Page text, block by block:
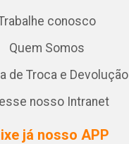
conosco
Quem Somos
de Troca e Devolução
nosso Intranet
já nosso APP